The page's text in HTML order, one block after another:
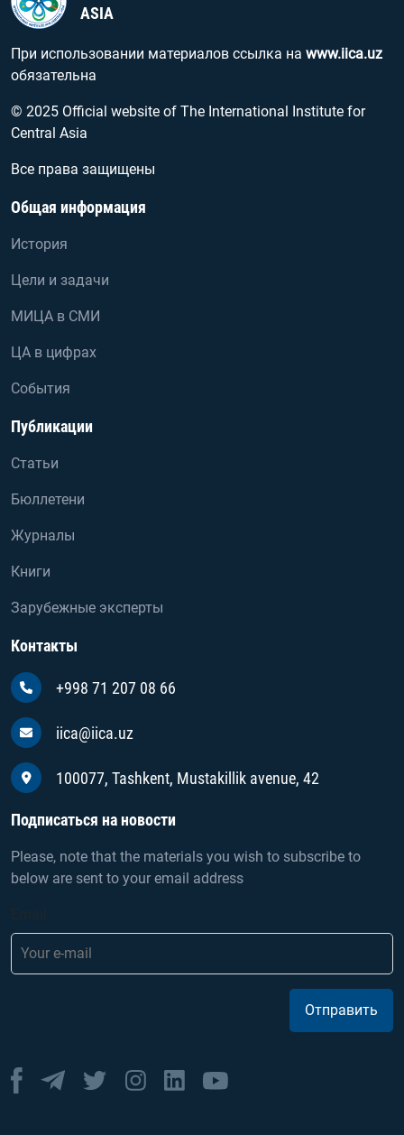
ASIA
При использовании материалов ссылка на www.iica.uz
обязательна
© 2025 Official website of The International Institute for
Central Asia
Все права защищены
Общая информация
История
Цели и задачи
МИЦА в СМИ
ЦА в цифрах
События
Публикации
Статьи
Бюллетени
Журналы
Книги
Зарубежные эксперты
Контакты
+998 71 207 08 66
iica@iica.uz
100077, Tashkent, Mustakillik avenue, 42
Подписаться на новости
Please, note that the materials you wish to subscribe to
below are sent to your email address
Отправить